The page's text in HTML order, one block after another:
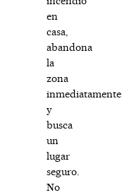
en
casa,
abandona
la
zona
inmediatamente
y
busca
un
lugar
seguro.
No